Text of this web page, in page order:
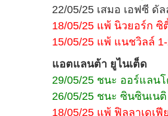
22/05/25 เสมอ เอฟซี ดั
18/05/25 แพ้ นิวยอร์ก ซิ
15/05/25 แพ้ แนชวิลล์ 1-
แอตแลนต้า ยูไนเต็ด
29/05/25 ชนะ ออร์แลนโ
26/05/25 ชนะ ซินซินเนติ
18/05/25 แพ้ ฟิลลาเดเฟี